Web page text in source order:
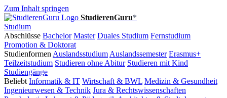
Zum Inhalt springen
StudierenGuru*
Studium
Abschlüsse Bachelor Master Duales Studium Fernstudium
Promotion & Doktorat
Studienformen Auslandsstudium Auslandssemester Erasmus+
Teilzeitstudium Studieren ohne Abitur Studieren mit Kind
Studiengänge
Beliebt Informatik & IT Wirtschaft & BWL Medizin & Gesundheit
Ingenieurwesen & Technik Jura & Rechtswissenschaften